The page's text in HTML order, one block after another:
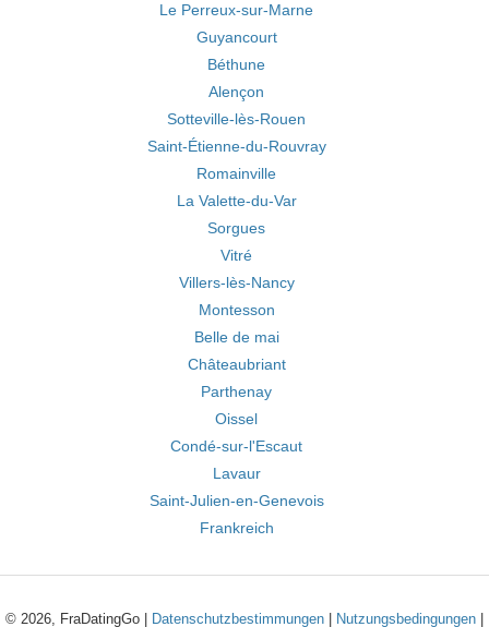
Le Perreux-sur-Marne
Guyancourt
Béthune
Alençon
Sotteville-lès-Rouen
Saint-Étienne-du-Rouvray
Romainville
La Valette-du-Var
Sorgues
Vitré
Villers-lès-Nancy
Montesson
Belle de mai
Châteaubriant
Parthenay
Oissel
Condé-sur-l'Escaut
Lavaur
Saint-Julien-en-Genevois
Frankreich
© 2026, FraDatingGo | Datenschutzbestimmungen Nutzungsbedingungen